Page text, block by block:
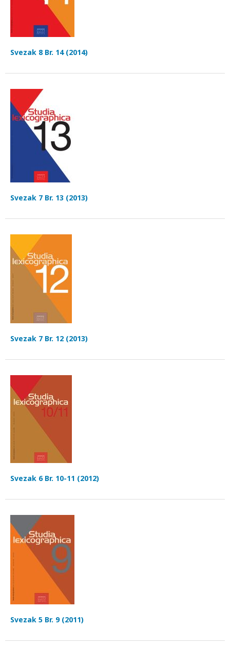
Svezak 8 Br. 14 (2014)
Svezak 7 Br. 13 (2013)
Svezak 7 Br. 12 (2013)
Svezak 6 Br. 10-11 (2012)
Svezak 5 Br. 9 (2011)